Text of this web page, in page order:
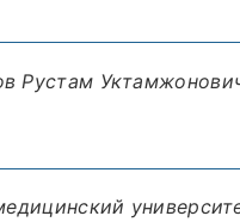
Рустам